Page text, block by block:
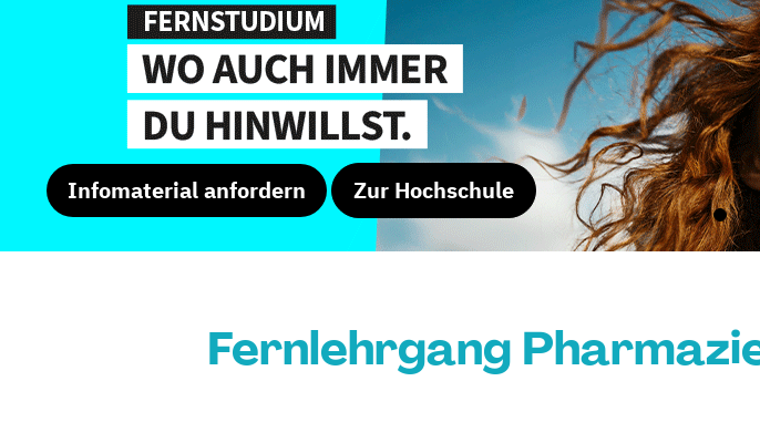
Infomaterial anfordern Zur Hochschule
Fernlehrgang